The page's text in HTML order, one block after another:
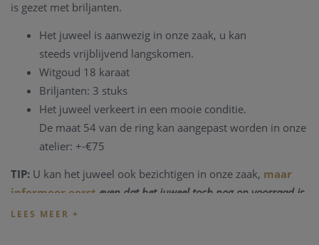
is gezet met briljanten.
Het juweel is aanwezig in onze zaak, u kan
steeds vrijblijvend langskomen.
Witgoud 18 karaat
Briljanten: 3 stuks
Het juweel verkeert in een mooie conditie.
De maat 54 van de ring kan aangepast worden in onze
atelier: +-€75
TIP: U kan het juweel ook bezichtigen in onze zaak, maar
informeer eerst even dat het juweel toch nog op voorraad is
en niet net verkocht is.